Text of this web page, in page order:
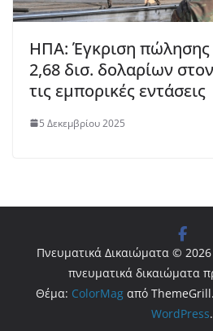
ΗΠΑ: Έγκριση
2,68 δισ. δολαρίων
τις εμπορικές εντάσεις
5 Δεκεμβρίου 2025
Πνευματικά Δικαιώματα © 2026
πνευματικά δικαιώματα
Θέμα: ColorMag από
WordPress.